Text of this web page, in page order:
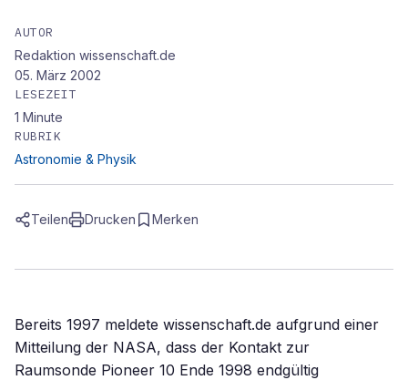
AUTOR
Redaktion wissenschaft.de
05. März 2002
LESEZEIT
1 Minute
RUBRIK
Astronomie & Physik
Teilen Drucken Merken
Bereits 1997 meldete wissenschaft.de aufgrund einer
Mitteilung der NASA, dass der Kontakt zur
Raumsonde Pioneer 10 Ende 1998 endgültig